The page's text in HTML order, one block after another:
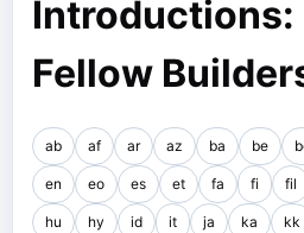
Introductions:
Fellow
ab af ar az ba be
en eo es et fa fi fil
hu hy id it ja ka kk